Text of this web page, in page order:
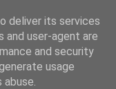
deliver its services
and user-agent are
and security
usage